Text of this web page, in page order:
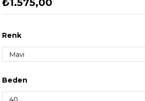
₺1.575,00
Renk
Beden